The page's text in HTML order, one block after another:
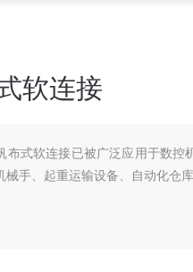
软连接
布式软连接已被广泛应用于数控
手、起重运输设备、自动化仓库